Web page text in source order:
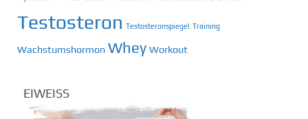
Testosteron Testosteronspiegel Training
Wachstumshormon Whey Workout
EIWEISS